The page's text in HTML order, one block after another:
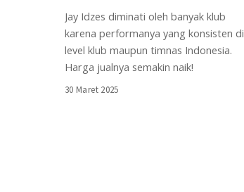
Jay Idzes diminati oleh banyak klub
karena performanya yang konsisten di
level klub maupun timnas Indonesia.
Harga jualnya semakin naik!
30 Maret 2025